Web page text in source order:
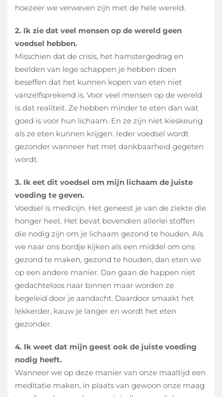
hoezeer we verweven zijn met de hele wereld.
2. Ik zie dat veel mensen op de wereld geen
voedsel hebben.
Misschien dat de crisis, het hamstergedrag en
beelden van lege schappen je hebben doen
beseffen dat het kunnen kopen van eten niet
vanzelfsprekend is. Voor veel mensen op de wereld
is dat realiteit. Ze hebben minder te eten dan wat
goed is voor hun lichaam. En ze zijn niet kieskeurig
als ze eten kunnen krijgen. Ieder voedsel wordt
gezonder wanneer het met dankbaarheid gegeten
wordt.
3. Ik eet dit voedsel om mijn lichaam de juiste
voeding te geven.
Voedsel is medicijn. Het geneest je van de ziekte die
honger heet. Het bevat bovendien allerlei stoffen
die nodig zijn om je lichaam gezond te houden. Als
we naar ons bordje kijken als een middel om ons
gezond te maken, gezond te houden, dan eten we
op een andere manier. Dan gaan de happen niet
gedachteloos naar binnen maar worden ze
begeleid door je aandacht. Daardoor smaakt het
lekkerder, kauw je langer en wordt het eten
gezonder.
4. Ik weet dat mijn geest ook de juiste voeding
nodig heeft.
Wanneer we op deze manier van onze maaltijd een
meditatie maken, in plaats van gewoon onze maag